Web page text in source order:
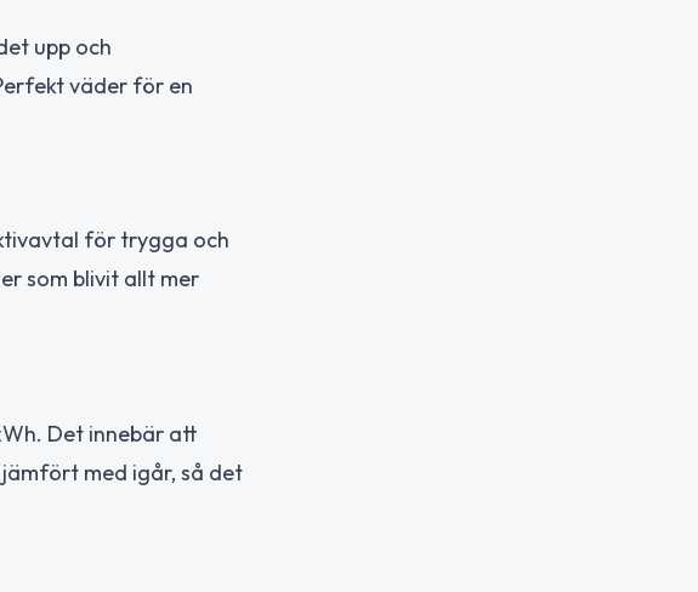
upp och
väder för en
för trygga och
som blivit allt mer
Det innebär att
jämfört med igår, så det